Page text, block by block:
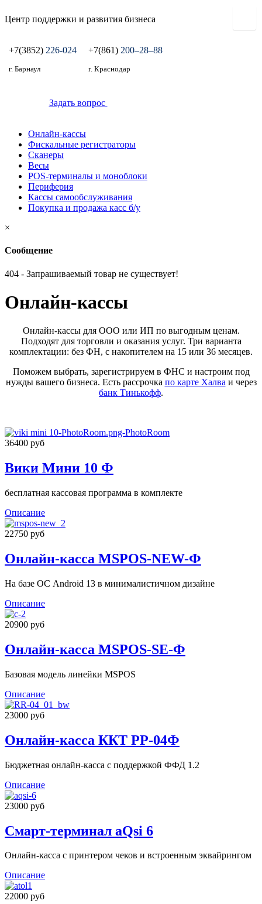
Центр поддержки и развития бизнеса
+7(3852) 226-024
г. Барнаул
+7(861) 200‒28‒88
г. Краснодар
Задать вопрос
Онлайн-кассы
Фискальные регистраторы
Сканеры
Весы
POS-терминалы и моноблоки
Периферия
Кассы самообслуживания
Покупка и продажа касс б/у
×
Сообщение
404 - Запрашиваемый товар не существует!
Онлайн-кассы
Онлайн-кассы для ООО или ИП по выгодным ценам.
Подходят для торговли и оказания услуг. Три варианта
комплектации: без ФН, с накопителем на 15 или 36 месяцев.
Поможем выбрать, зарегистрируем в ФНС и настроим под
нужды вашего бизнеса. Есть рассрочка по карте Халваи через
банк Тинькофф.
36400 руб
Вики Мини 10 Ф
бесплатная кассовая программа в комплекте
Описание
22750 руб
Онлайн-касса MSPOS-NEW-Ф
На базе ОС Android 13 в минималистичном дизайне
Описание
20900 руб
Онлайн-касса MSPOS-SE-Ф
Базовая модель линейки MSPOS
Описание
23000 руб
Онлайн-касса ККТ РР-04Ф
Бюджетная онлайн-касса с поддержкой ФФД 1.2
Описание
23000 руб
Смарт-терминал aQsi 6
Онлайн-касса с принтером чеков и встроенным эквайрингом
Описание
22000 руб